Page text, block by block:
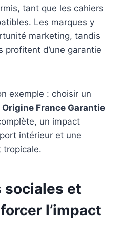
tant que les cahiers
Les marques y
marketing, tandis
profitent d’une garantie
exemple : choisir un
Origine France Garantie
un impact
intérieur et une
tropicale.
et
l’impact